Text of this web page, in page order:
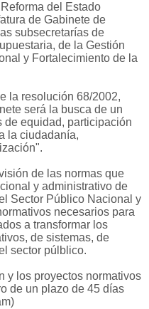
del Estado
de Gabinete de
subsecretarías de
de la Gestión
y Fortalecimiento de la
la resolución 68/2002,
será la busca de un
de equidad, participación
la ciudadanía,
de las normas que
y administrativo de
Sector Público Nacional y
necesarios para
a transformar los
de sistemas, de
sector púlblico.
y los proyectos normativos
de un plazo de 45 días